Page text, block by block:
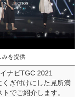
みを提供
ナビTGC 2021
ぎ付けにした見所満
でご紹介します。